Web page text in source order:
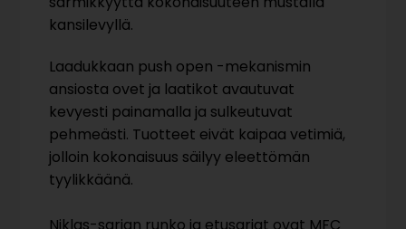
kansilevyllä.
Laadukkaan push open -mekanismin
ansiosta ovet ja laatikot avautuvat
kevyesti painamalla ja sulkeutuvat
pehmeästi. Tuotteet eivät kaipaa vetimiä,
jolloin kokonaisuus säilyy eleettömän
tyylikkäänä.
Niklas-sarjan runko ja etusarjat ovat MFC